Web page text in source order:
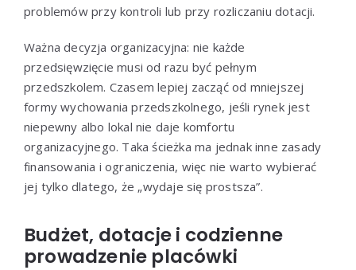
problemów przy kontroli lub przy rozliczaniu dotacji.
Ważna decyzja organizacyjna: nie każde
przedsięwzięcie musi od razu być pełnym
przedszkolem. Czasem lepiej zacząć od mniejszej
formy wychowania przedszkolnego, jeśli rynek jest
niepewny albo lokal nie daje komfortu
organizacyjnego. Taka ścieżka ma jednak inne zasady
finansowania i ograniczenia, więc nie warto wybierać
jej tylko dlatego, że „wydaje się prostsza”.
Budżet, dotacje i codzienne
prowadzenie placówki